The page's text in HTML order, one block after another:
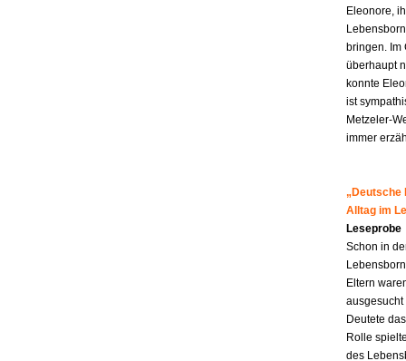
Eleonore,
bringen. Im
überhaupt
konnte
ist
Metzeler-
immer
„Deutsche
Alltag im
Leseprobe
Schon in
Eltern
Deutete
Rolle
des